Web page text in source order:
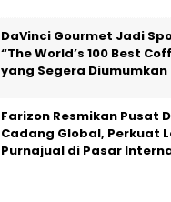
DaVinci Gourmet Jadi
“The World’s 100 Best
yang Segera
Farizon Resmikan Pusat
Cadang Global, Perkuat
Purnajual di Pasar